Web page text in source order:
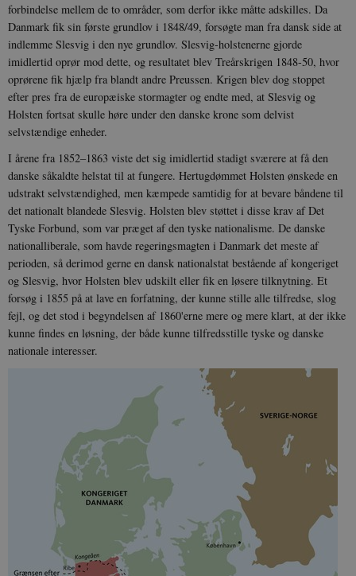
forbindelse mellem de to områder, som derfor ikke måtte adskilles. Da
Danmark fik sin første grundlov i 1848/49, forsøgte man fra dansk side at
indlemme Slesvig i den nye grundlov. Slesvig-holstenerne gjorde
imidlertid oprør mod dette, og resultatet blev Treårskrigen 1848-50, hvor
oprørene fik hjælp fra blandt andre Preussen. Krigen blev dog stoppet
efter pres fra de europæiske stormagter og endte med, at Slesvig og
Holsten fortsat skulle høre under den danske krone som delvist
selvstændige enheder.
I årene fra 1852–1863 viste det sig imidlertid stadigt sværere at få den
danske såkaldte helstat til at fungere. Hertugdømmet Holsten ønskede en
udstrakt selvstændighed, men kæmpede samtidig for at bevare båndene til
det nationalt blandede Slesvig. Holsten blev støttet i disse krav af Det
Tyske Forbund, som var præget af den tyske nationalisme. De danske
nationalliberale, som havde regeringsmagten i Danmark det meste af
perioden, så derimod gerne en dansk nationalstat bestående af kongeriget
og Slesvig, hvor Holsten blev udskilt eller fik en løsere tilknytning. Et
forsøg i 1855 på at lave en forfatning, der kunne stille alle tilfredse, slog
fejl, og det stod i begyndelsen af 1860'erne mere og mere klart, at der ikke
kunne findes en løsning, der både kunne tilfredsstille tyske og danske
nationale interesser.